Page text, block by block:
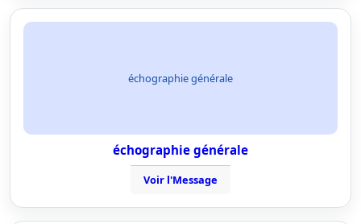
échographie générale
échographie générale
Voir l'Message